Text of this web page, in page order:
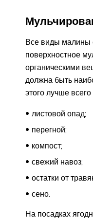
Все виды малины
поверхностное
органическими
должна быть
этого лучше
листовой опад;
перегной;
компост;
свежий навоз;
остатки от
сено.
На посадках